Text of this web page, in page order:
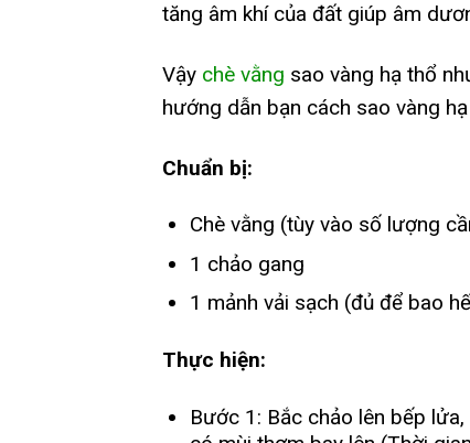
tăng âm khí của đất giúp âm
Vậy chè vằng sao vàng hạ thổ
hướng dẫn bạn cách sao vàng
Chuẩn bị:
Chè vằng (tùy vào số lượng
1 chảo gang
1 mảnh vải sạch (đủ để bao
Thực hiện:
Bước 1: Bắc chảo lên bếp